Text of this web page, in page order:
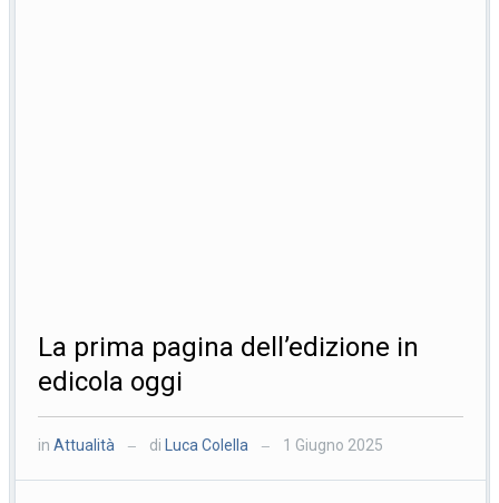
La prima pagina dell’edizione in
edicola oggi
inAttualità — di Luca Colella — 1 Giugno 2025